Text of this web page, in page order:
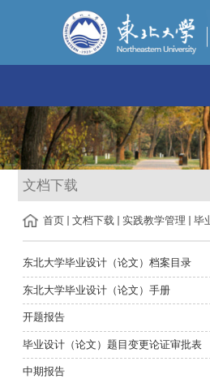
文档下载
首页 文档下载 实践教学管理 毕
东北大学毕业设计（论文）档案目录
东北大学毕业设计（论文）手册
开题报告
毕业设计（论文）题目变更论证审批表
中期报告